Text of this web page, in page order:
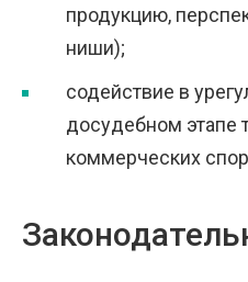
продукцию,
ниши);
содействие в
досудебном этапе
коммерческих